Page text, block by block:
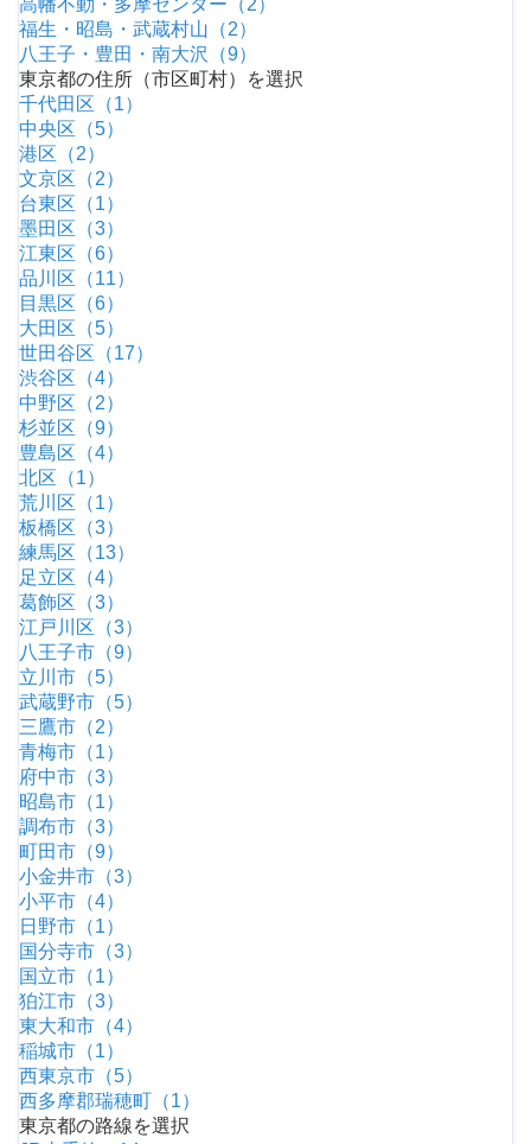
高幡不動・多摩センター（2）
福生・昭島・武蔵村山（2）
八王子・豊田・南大沢（9）
東京都の住所（市区町村）を選択
千代田区（1）
中央区（5）
港区（2）
文京区（2）
台東区（1）
墨田区（3）
江東区（6）
品川区（11）
目黒区（6）
大田区（5）
世田谷区（17）
渋谷区（4）
中野区（2）
杉並区（9）
豊島区（4）
北区（1）
荒川区（1）
板橋区（3）
練馬区（13）
足立区（4）
葛飾区（3）
江戸川区（3）
八王子市（9）
立川市（5）
武蔵野市（5）
三鷹市（2）
青梅市（1）
府中市（3）
昭島市（1）
調布市（3）
町田市（9）
小金井市（3）
小平市（4）
日野市（1）
国分寺市（3）
国立市（1）
狛江市（3）
東大和市（4）
稲城市（1）
西東京市（5）
西多摩郡瑞穂町（1）
東京都の路線を選択